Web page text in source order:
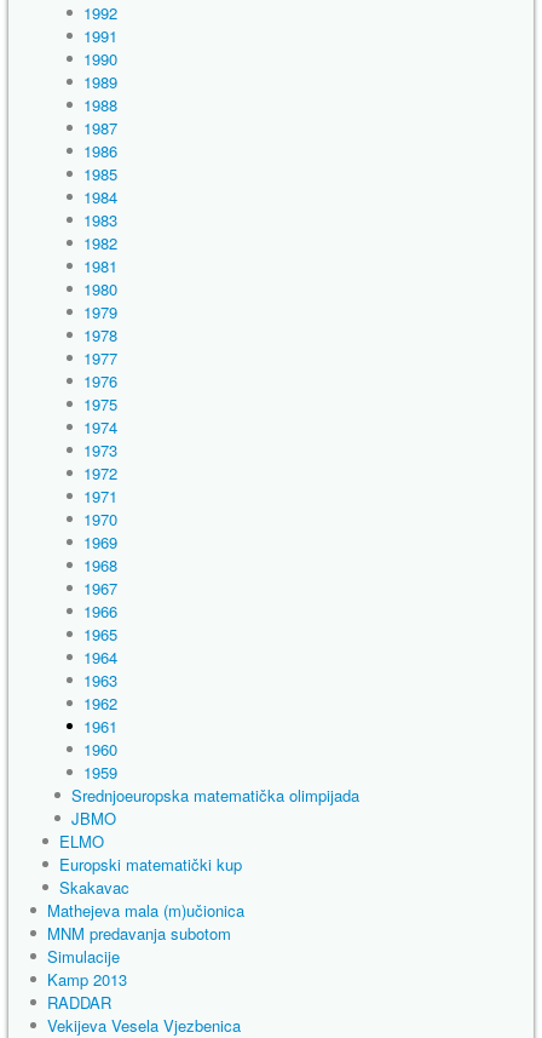
1992
1991
1990
1989
1988
1987
1986
1985
1984
1983
1982
1981
1980
1979
1978
1977
1976
1975
1974
1973
1972
1971
1970
1969
1968
1967
1966
1965
1964
1963
1962
1961
1960
1959
Srednjoeuropska matematička olimpijada
JBMO
ELMO
Europski matematički kup
Skakavac
Mathejeva mala (m)učionica
MNM predavanja subotom
Simulacije
Kamp 2013
RADDAR
Vekijeva Vesela Vjezbenica